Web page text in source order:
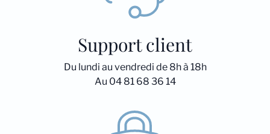
Support client
Du lundi au vendredi de 8h à 18h
Au 04 81 68 36 14